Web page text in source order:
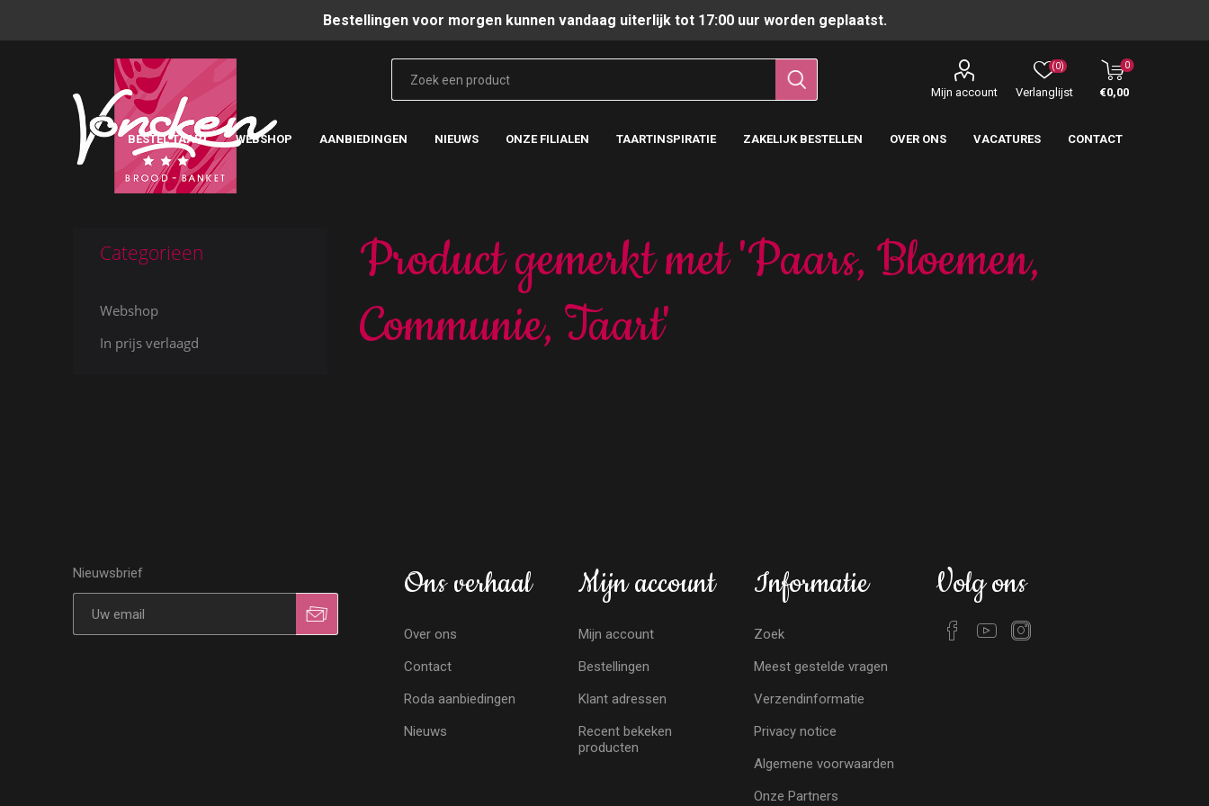
Bestellingen voor morgen kunnen vandaag uiterlijk tot 17:00 uur worden geplaatst.
Mijn account Verlanglijst
(0) 0
€0,00
BESTEL TAART WEBSHOP AANBIEDINGEN NIEUWS ONZE FILIALEN TAARTINSPIRATIE ZAKELIJK BESTELLEN OVER ONS VACATURES CONTACT
Product gemerkt met 'Paars, Bloemen,
Communie, Taart'
Categorieen
Webshop
In prijs verlaagd
Nieuwsbrief Ons verhaal
Over ons
Contact
Roda aanbiedingen
Nieuws
Mijn account
Mijn account
Bestellingen
Klant adressen
Recent bekeken
producten
Informatie
Zoek
Meest gestelde vragen
Verzendinformatie
Privacy notice
Algemene voorwaarden
Onze Partners
Volg ons